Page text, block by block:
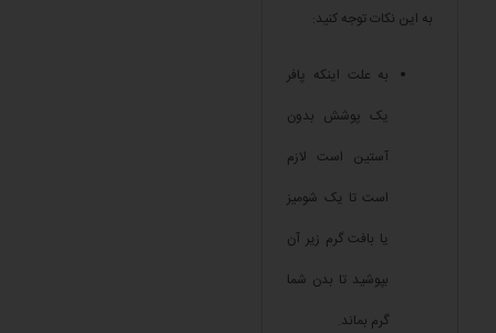
به این نکات توجه کنید:
به علت اینکه پافر
یک پوشش بدون
آستین است لازم
است تا یک شومیز
یا بافت گرم زیر آن
بپوشید تا بدن شما
گرم بماند.